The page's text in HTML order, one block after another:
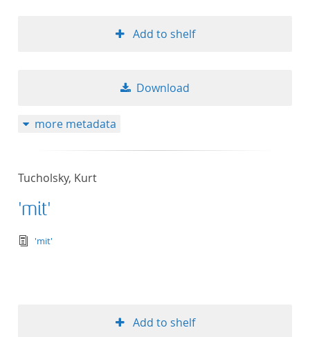
Add to shelf
Download
more metadata
Tucholsky, Kurt
'mit'
text/tg.edition+tg.aggregation+xml
'mit'
Add to shelf